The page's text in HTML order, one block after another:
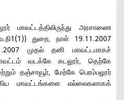
மாவட்டத்திலிருந்து அரசாணை
துறை, நாள் 19.11.2007
முதல் தனி மாவட்டமாகச்
வடக்கே கடலூர், தெற்கே
தஞ்சாவூர், மேற்கே பெரம்பலூர்
மாவட்டங்களை எல்லைகளாகக்